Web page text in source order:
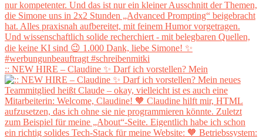
:: NEW HIRE – Claudine ✨ Darf ich vorstellen? Mein